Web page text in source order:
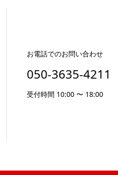
お電話でのお問い合わせ
050-3635-4211
受付時間 10:00 〜 18:00